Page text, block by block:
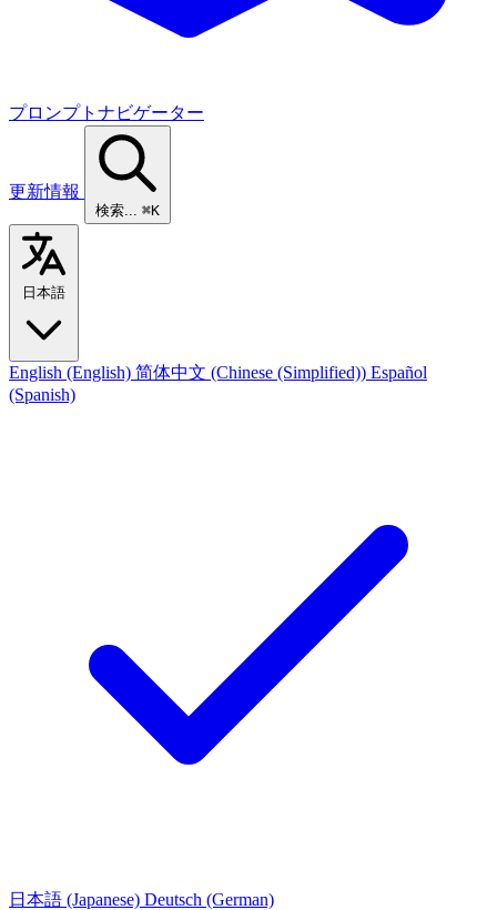
プロンプトナビゲーター
更新情報
検索... ⌘K
日本語
English (English) 简体中文 (Chinese (Simplified)) Español
(Spanish)
日本語 (Japanese) Deutsch (German)